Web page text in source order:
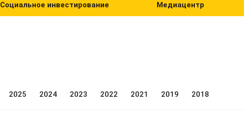
Социальное инвестирование Медиацентр
2025 2024 2023 2022 2021 2019 2018